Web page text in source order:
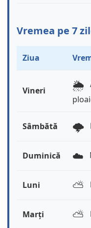
Vremea pe 7
Ziua
Vineri 🌦️
Sâmbătă 🌩️
Duminică ☁️
Luni ⛅️
Marți ⛅️